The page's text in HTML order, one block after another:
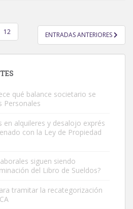
12 ENTRADAS ANTERIORES
qué balance societario se
Personales
en alquileres y desalojo exprés
con la Ley de Propiedad
siguen siendo
del Libro de Sueldos?
tramitar la recategorización